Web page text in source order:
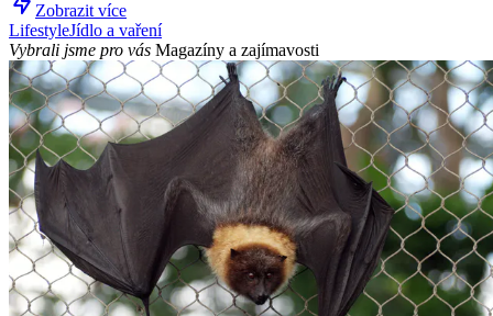
Zobrazit více
LifestyleJídlo a vaření
Vybrali jsme pro vás Magazíny a zajímavosti